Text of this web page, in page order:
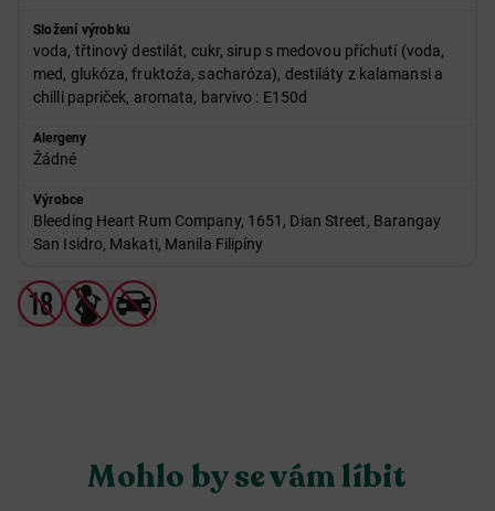
Složení výrobku
voda, třtinový destilát, cukr, sirup s medovou příchutí (voda,
med, glukóza, fruktoźa, sacharóza), destiláty z kalamansi a
chilli papriček, aromata, barvivo : E150d
Alergeny
Žádné
Výrobce
Bleeding Heart Rum Company, 1651, Dian Street, Barangay
San Isidro, Makati, Manila Filipíny
Mohlo by se vám líbit